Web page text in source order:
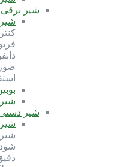
شیر برقی
شیر